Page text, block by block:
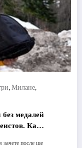
, Милане,
медалей
Как
после ше